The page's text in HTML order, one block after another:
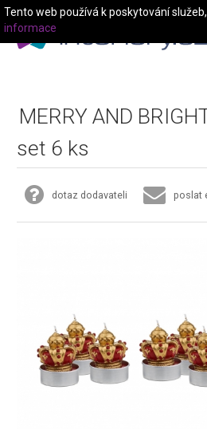
MERRY AND
set 6 ks
dotaz dodavateli poslat
Tento web používá k poskytování
informace